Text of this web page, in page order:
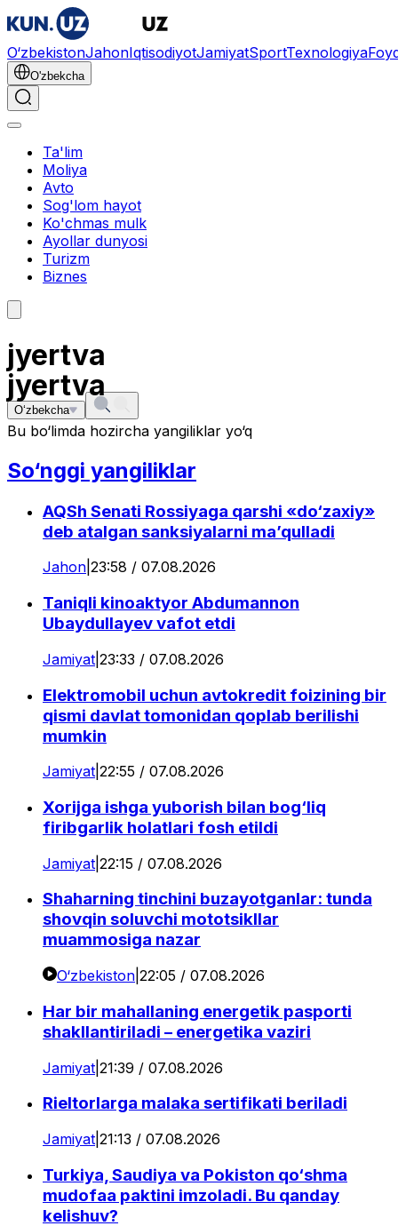
O‘zbekistonJahonIqtisodiyotJamiyatSportTexnologiya
O'zbekcha
Ta'lim
Moliya
Avto
Sog'lom hayot
Ko'chmas mulk
Ayollar dunyosi
Turizm
Biznes
jyertva
O‘zbekcha
jyertva
Bu bo‘limda hozircha yangiliklar yo‘q
So‘nggi yangiliklar
AQSh Senati Rossiyaga qarshi «do‘zaxiy»
deb atalgan sanksiyalarni ma’qulladi
Jahon 23:58 / 07.08.2026
Taniqli kinoaktyor Abdumannon
Ubaydullayev vafot etdi
Jamiyat 23:33 / 07.08.2026
Elektromobil uchun avtokredit foizining bir
qismi davlat tomonidan qoplab berilishi
mumkin
Jamiyat 22:55 / 07.08.2026
Xorijga ishga yuborish bilan bog‘liq
firibgarlik holatlari fosh etildi
Jamiyat 22:15 / 07.08.2026
Shaharning tinchini buzayotganlar: tunda
shovqin soluvchi mototsikllar
muammosiga nazar
O‘zbekiston 22:05 / 07.08.2026
Har bir mahallaning energetik pasporti
shakllantiriladi – energetika vaziri
Jamiyat 21:39 / 07.08.2026
Rieltorlarga malaka sertifikati beriladi
Jamiyat 21:13 / 07.08.2026
Turkiya, Saudiya va Pokiston qo‘shma
mudofaa paktini imzoladi. Bu qanday
kelishuv?